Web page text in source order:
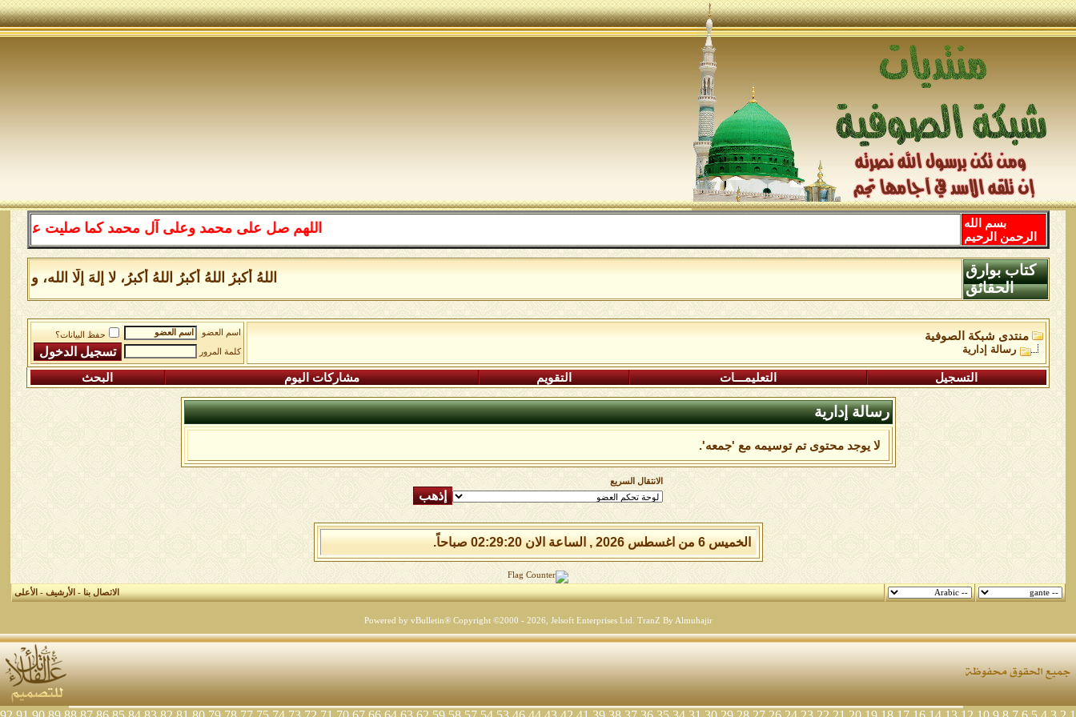
اللهم صل على محمد وعلى آل محمد كما صليت على
بسم الله
الرحمن الرحيم
اللهُ أكبرُ اللهُ أكبرُ اللهُ أكبرُ، لا إلهَ إلَّا الله،
كتاب بوارق
الحقائق
منتدى شبكة الصوفية
رسالة إدارية
اسم العضو
حفظ البيانات؟
كلمة المرور
التسجيل التعليمـــات التقويم مشاركات اليوم البحث
رسالة إدارية
لا يوجد محتوى تم توسيمه مع 'جمعه'.
الانتقال السريع
الخميس 6 من اغسطس 2026 , الساعة الان 02:29:20 صباحاً.
الاتصال بنا-الأرشيف-الأعلى
Powered by vBulletin® Copyright ©2000 - 2026, Jelsoft Enterprises Ltd. TranZ By Almuhajir